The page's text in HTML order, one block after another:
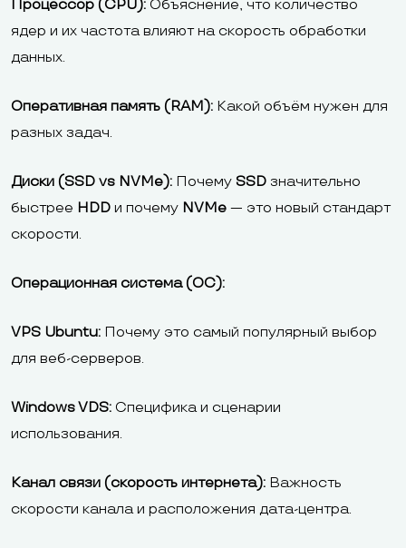
Процессор (CPU): Объяснение, что количество
ядер и их частота влияют на скорость обработки
данных.
Оперативная память (RAM): Какой объём нужен для
разных задач.
Диски (SSD vs NVMe): Почему SSD значительно
быстрее HDD и почему NVMe — это новый стандарт
скорости.
Операционная система (ОС):
VPS Ubuntu: Почему это самый популярный выбор
для веб-серверов.
Windows VDS: Специфика и сценарии
использования.
Канал связи (скорость интернета): Важность
скорости канала и расположения дата-центра.